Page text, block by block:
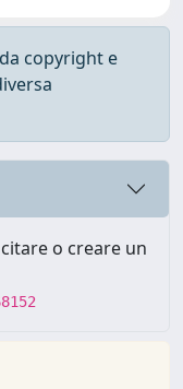
copyright e
o creare un